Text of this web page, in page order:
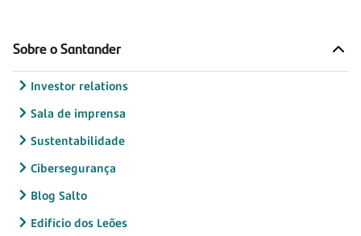
Sobre o Santander
Investor relations
Sala de imprensa
Sustentabilidade
Cibersegurança
Blog Salto
Edifício dos Leões